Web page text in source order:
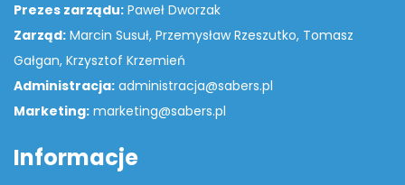
Prezes zarządu: Paweł Dworzak
Zarząd: Marcin Susuł, Przemysław Rzeszutko, Tomasz
Gałgan, Krzysztof Krzemień
Administracja: administracja@sabers.pl
Marketing: marketing@sabers.pl
Informacje